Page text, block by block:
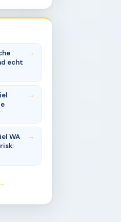
echt
WA